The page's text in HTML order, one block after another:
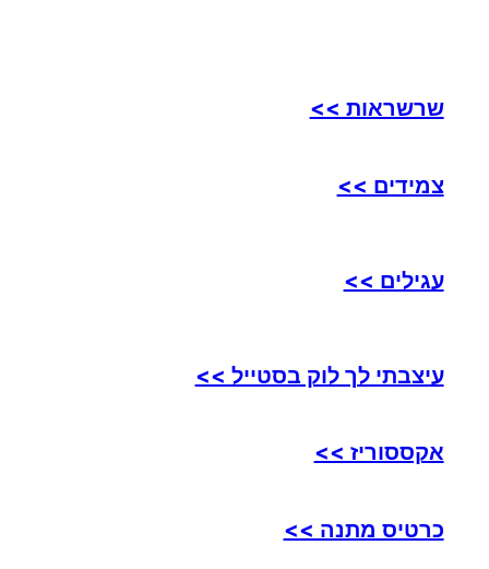
שרשראות >>
צמידים >>
עגילים >>
עיצבתי לך לוק בסטייל >>
אקססוריז >>
כרטיס מתנה >>